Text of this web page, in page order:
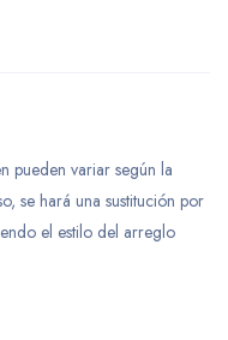
pueden variar según la
se hará una sustitución por
el estilo del arreglo